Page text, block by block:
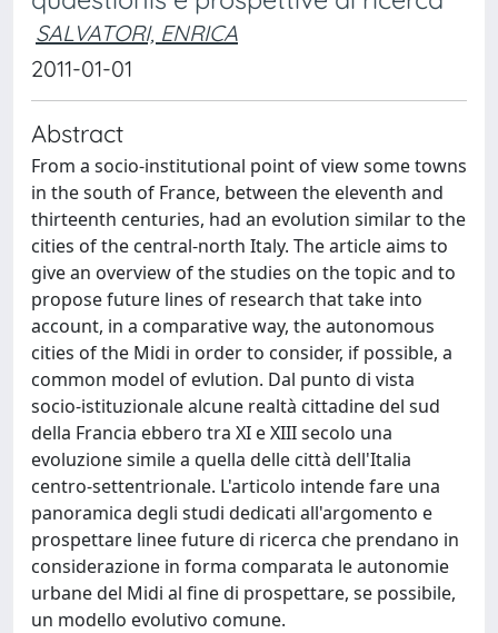
SALVATORI, ENRICA
2011-01-01
Abstract
From a socio-institutional point of view some towns
in the south of France, between the eleventh and
thirteenth centuries, had an evolution similar to the
cities of the central-north Italy. The article aims to
give an overview of the studies on the topic and to
propose future lines of research that take into
account, in a comparative way, the autonomous
cities of the Midi in order to consider, if possible, a
common model of evlution. Dal punto di vista
socio-istituzionale alcune realtà cittadine del sud
della Francia ebbero tra XI e XIII secolo una
evoluzione simile a quella delle città dell'Italia
centro-settentrionale. L'articolo intende fare una
panoramica degli studi dedicati all'argomento e
prospettare linee future di ricerca che prendano in
considerazione in forma comparata le autonomie
urbane del Midi al fine di prospettare, se possibile,
un modello evolutivo comune.